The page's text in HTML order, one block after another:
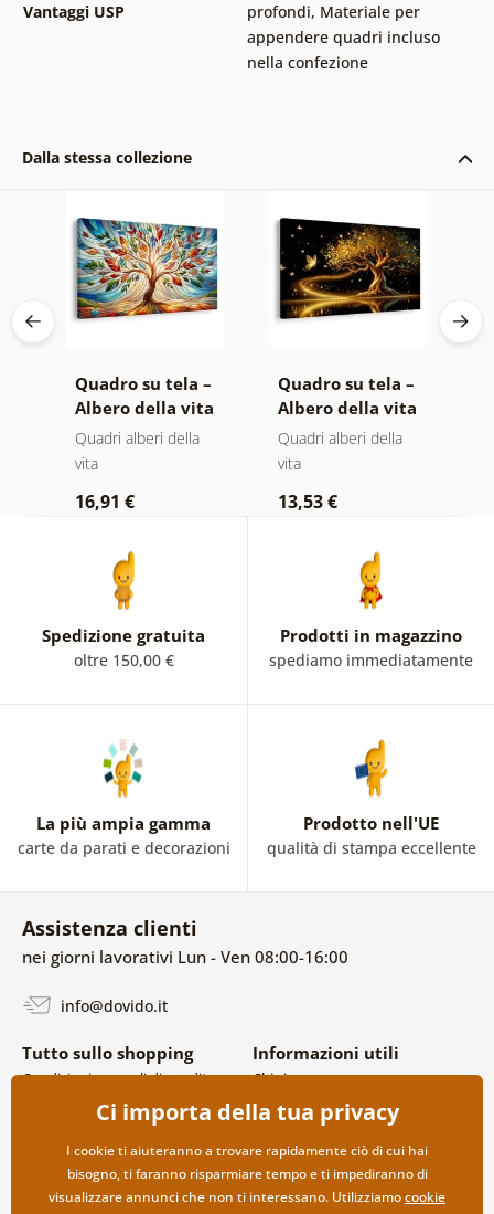
Vantaggi USP
profondi, Materiale per
appendere quadri incluso
nella confezione
Dalla stessa collezione
Quadro su tela –
Albero della vita
in vetrata
colorata
Quadri alberi della
vita
16,91 €
Quadro su tela –
Albero della vita
magia dorata
Quadri alberi della
vita
13,53 €
Spedizione gratuita
oltre 150,00 €
Prodotti in magazzino
spediamo immediatamente
La più ampia gamma
carte da parati e decorazioni
Prodotto nell'UE
qualità di stampa eccellente
Assistenza clienti
nei giorni lavorativi Lun - Ven 08:00-16:00
info@dovido.it
Tutto sullo shopping
Condizioni generali di vendita e
Politica sulla privacy
Opzioni di spedizione e
pagamento
Reso della merce
Informazioni utili
Chi siamo
FAQ
Contatti
Collaborazione all’ingrosso
Ci importa della tua privacy
I cookie ti aiuteranno a trovare rapidamente ciò di cui hai
bisogno, ti faranno risparmiare tempo e ti impediranno di
visualizzare annunci che non ti interessano. Utilizziamocookie